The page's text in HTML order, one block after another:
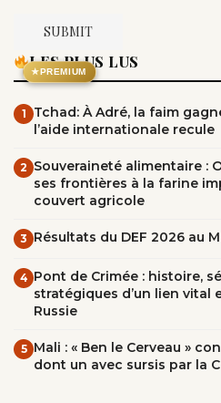
★PREMIUM
LES PLUS LUS
1
Tchad: À Adré, la faim
l’aide internationale recule
2 Souveraineté alimentaire :
ses frontières à la farine
couvert agricole
3 Résultats du DEF 2026 au
4 Pont de Crimée : histoire,
stratégiques d’un lien vital
Russie
5 Mali : « Ben le Cerveau »
dont un avec sursis par la